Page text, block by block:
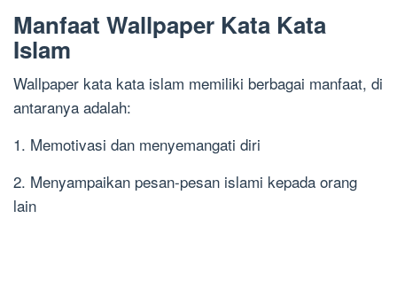
Manfaat Wallpaper Kata Kata
Islam
Wallpaper kata kata islam memiliki berbagai manfaat, di
antaranya adalah:
1. Memotivasi dan menyemangati diri
2. Menyampaikan pesan-pesan islami kepada orang
lain